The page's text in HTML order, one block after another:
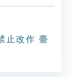
止改作 臺